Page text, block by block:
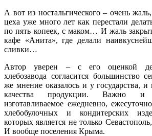
А вот из ностальгического – очень
цеха уже много лет как перестали
по пять копеек, с маком… И жаль
кафе «Анита», где делали
сливки…
Автор уверен – с его оценкой
хлебозавода согласится большинство
же мнение оказалось и у государства,
качества продукции. Важно и
изготавливаемое ежедневно,
хлебобулочных и кондитерских
которых является не только
И вообще поселения Крыма.